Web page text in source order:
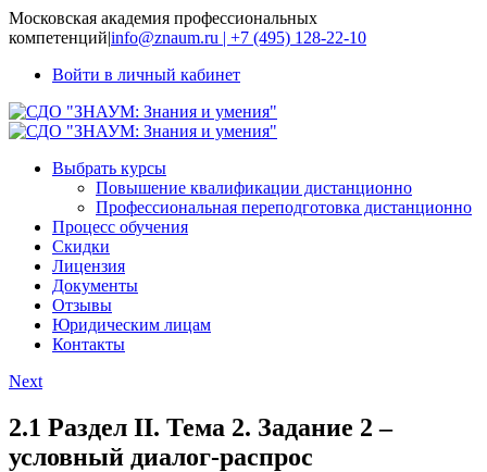
Московская академия профессиональных
компетенций|info@znaum.ru | +7 (495) 128-22-10
Войти в личный кабинет
Выбрать курсы
Повышение квалификации дистанционно
Профессиональная переподготовка дистанционно
Процесс обучения
Скидки
Лицензия
Документы
Отзывы
Юридическим лицам
Контакты
Next
2.1 Раздел II. Тема 2. Задание 2 –
условный диалог-распрос